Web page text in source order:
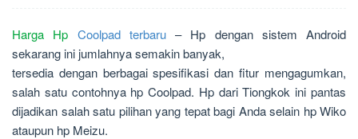
Harga Hp Coolpad terbaru– Hp dengan sistem Android
sekarang ini jumlahnya semakin banyak,
tersedia dengan berbagai spesifikasi dan fitur mengagumkan,
salah satu contohnya hp Coolpad. Hp dari Tiongkok ini pantas
dijadikan salah satu pilihan yang tepat bagi Anda selain hp Wiko
ataupun hp Meizu.